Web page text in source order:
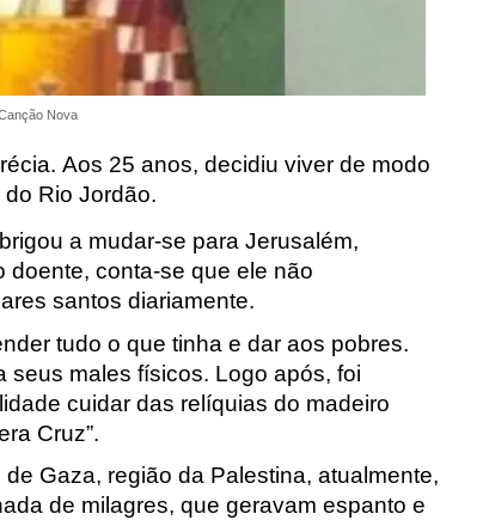
Nova
Aos 25 anos, decidiu viver de modo
Rio Jordão.
a mudar-se para Jerusalém,
doente, conta-se que ele não
santos diariamente.
tudo o que tinha e dar aos pobres.
seus males físicos. Logo após, foi
cuidar das relíquias do madeiro
Cruz”.
Gaza, região da Palestina, atualmente,
de milagres, que geravam espanto e